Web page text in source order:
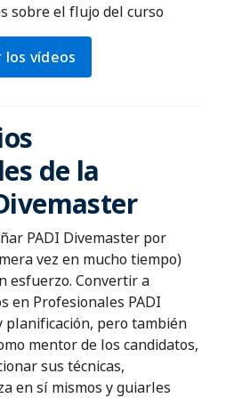
sobre el flujo del curso
los vídeos
de la
PADI Divemaster por
vez en mucho tiempo)
esfuerzo. Convertir a
en Profesionales PADI
planificación, pero también
mentor de los candidatos,
sus técnicas,
en sí mismos y guiarles